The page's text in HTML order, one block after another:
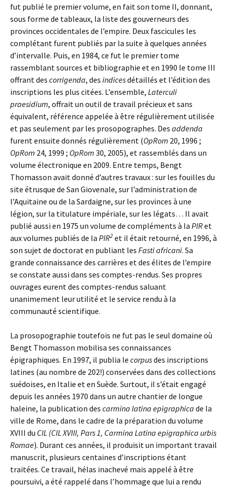
fut publié le premier volume, en fait son tome II, donnant,
sous forme de tableaux, la liste des gouverneurs des
provinces occidentales de l’empire. Deux fascicules les
complétant furent publiés par la suite à quelques années
d’intervalle. Puis, en 1984, ce fut le premier tome
rassemblant sources et bibliographie et en 1990 le tome III
offrant des corrigenda, des indicesdétaillés et l’édition des
inscriptions les plus citées. L’ensemble, Laterculi
praesidium, offrait un outil de travail précieux et sans
équivalent, référence appelée à être régulièrement utilisée
et pas seulement par les prosopographes. Des addenda
furent ensuite donnés régulièrement (OpRom 20, 1996 ;
OpRom 24, 1999 ; OpRom 30, 2005), et rassemblés dans un
volume électronique en 2009. Entre temps, Bengt
Thomasson avait donné d’autres travaux : sur les fouilles du
site étrusque de San Giovenale, sur l’administration de
l’Aquitaine ou de la Sardaigne, sur les provinces à une
légion, sur la titulature impériale, sur les légats… Il avait
publié aussi en 1975 un volume de compléments à la PIRet
aux volumes publiés de la PIR2 et il était retourné, en 1996, à
son sujet de doctorat en publiant les Fasti africani. Sa
grande connaissance des carrières et des élites de l’empire
se constate aussi dans ses comptes-rendus. Ses propres
ouvrages eurent des comptes-rendus saluant
unanimement leur utilité et le service rendu à la
communauté scientifique.
La prosopographie toutefois ne fut pas le seul domaine où
Bengt Thomasson mobilisa ses connaissances
épigraphiques. En 1997, il publia le corpusdes inscriptions
latines (au nombre de 202!) conservées dans des collections
suédoises, en Italie et en Suède. Surtout, il s’était engagé
depuis les années 1970 dans un autre chantier de longue
haleine, la publication des carmina latina epigraphica de la
ville de Rome, dans le cadre de la préparation du volume
XVIII du CIL (CIL XVIII, Pars 1, Carmina Latina epigraphica urbis
Romae). Durant ces années, il produisit un important travail
manuscrit, plusieurs centaines d’inscriptions étant
traitées. Ce travail, hélas inachevé mais appelé à être
poursuivi, a été rappelé dans l’hommage que lui a rendu